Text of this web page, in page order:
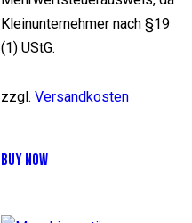
Produktseite
gewählt
Kleinunternehmer nach §19
(1) UStG.
zzgl. Versandkosten
BUY NOW
Produkt
mehrere